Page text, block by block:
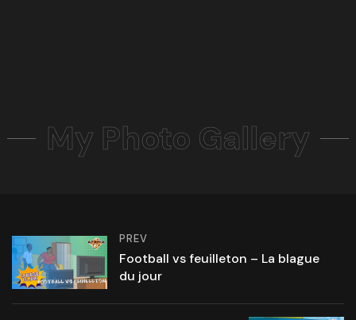
My Photo Gallery
PREV
Football vs feuilleton – La blague
du jour